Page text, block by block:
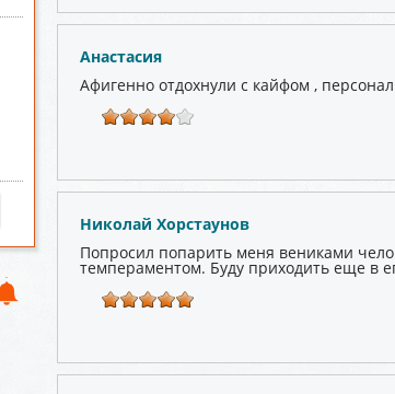
Анастасия
Афигенно отдохнули с кайфом ,
Николай Хорстаунов
Попросил попарить меня вениками
темпераментом. Буду приходить еще в